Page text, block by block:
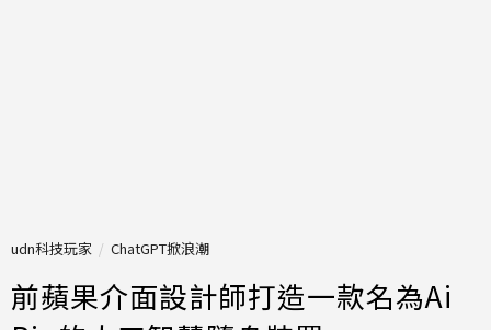
udn科技玩家 ChatGPT掀浪潮
前蘋果介面設計師打造一款名為Ai